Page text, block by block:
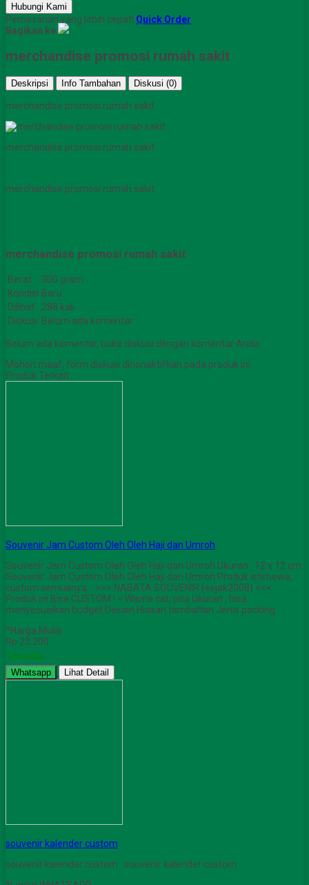
Hubungi Kami
Pemesanan yang lebih cepat! Quick Order
Bagikan ke
merchandise promosi rumah sakit
Deskripsi Info Tambahan Diskusi (0)
merchandise promosi rumah sakit
merchandise promosi rumah sakit
merchandise promosi rumah sakit
merchandise promosi rumah sakit
Berat
300 gram
Kondisi Baru
Dilihat
288 kali
Diskusi Belum ada komentar
Belum ada komentar, buka diskusi dengan komentar Anda.
Mohon maaf, form diskusi dinonaktifkan pada produk ini.
Produk Terkait
Souvenir Jam Custom Oleh Oleh Haji dan Umroh
Souvenir Jam Custom Oleh Oleh Haji dan Umroh Ukuran : 12 x 12 cm
Souvenir Jam Custom Oleh Oleh Haji dan Umroh Produk istimewa,
custom semuanya… >>> NABATA SOUVENIR (sejak2008) <<<
Produk ini Bisa CUSTOM ! = Warna cat, pita Ukuran , bisa
menyesuaikan budget Desain Hiasan tambahan Jenis packing
*Harga Mulai
Rp 23.200
Tersedia
Whatsapp Lihat Detail
souvenir kalender custom
souvenir kalender custom souvenir kalender custom